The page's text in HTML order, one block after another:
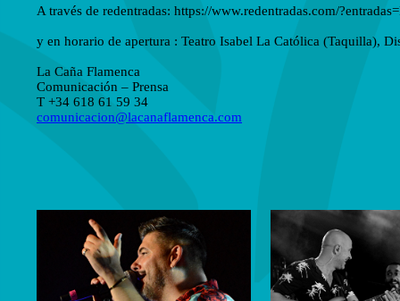
A través de redentradas: https://www.redentradas.com/
y en horario de apertura : Teatro Isabel La Católica (Taquilla),
La Caña Flamenca
Comunicación – Prensa
T +34 618 61 59 34
comunicacion@lacanaflamenca.com